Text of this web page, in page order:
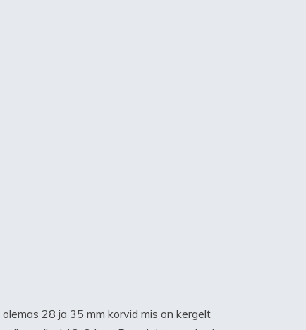
28 ja 35 mm korvid mis on kergelt